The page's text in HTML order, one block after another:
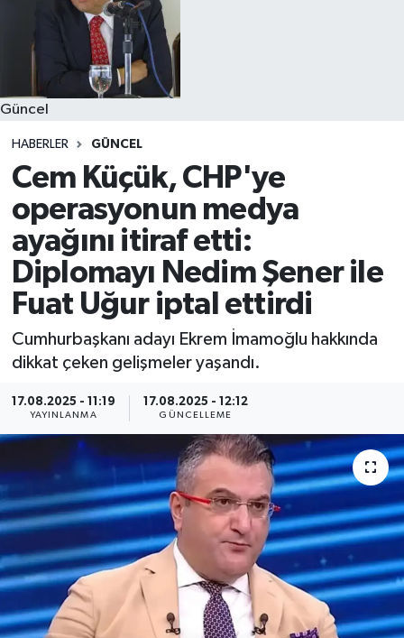
Güncel
HABERLER GÜNCEL
Cem Küçük, CHP'ye
operasyonun medya
ayağını itiraf etti:
Diplomayı Nedim Şener ile
Fuat Uğur iptal ettirdi
Cumhurbaşkanı adayı Ekrem İmamoğlu hakkında
dikkat çeken gelişmeler yaşandı.
17.08.2025 - 11:19
YAYINLANMA
17.08.2025 - 12:12
GÜNCELLEME